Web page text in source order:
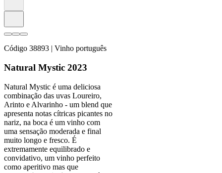
Código 38893 | Vinho português
Natural Mystic 2023
Natural Mystic é uma deliciosa
combinação das uvas Loureiro,
Arinto e Alvarinho - um blend que
apresenta notas cítricas picantes no
nariz, na boca é um vinho com
uma sensação moderada e final
muito longo e fresco. É
extremamente equilibrado e
convidativo, um vinho perfeito
como aperitivo mas que